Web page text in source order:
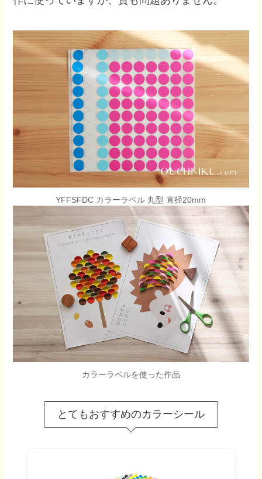
YFFSFDC カラーラベル 丸型 直径20mm
カラーラベルを使った作品
とてもおすすめのカラーシール